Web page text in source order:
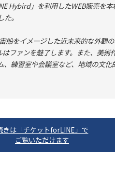
Hybird」を利用したWEB販売を
。
船をイメージした近未来的な外観
ファンを魅了します。また、美術
練習室や会議室など、地域の文
きは「チケットforLINE」で
ご覧いただけます